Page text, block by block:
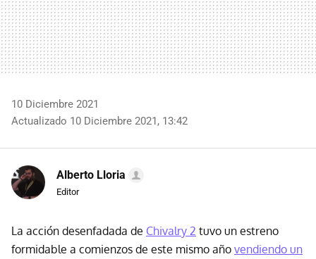
10 Diciembre 2021
Actualizado 10 Diciembre 2021, 13:42
Alberto Lloria
Editor
La acción desenfadada de Chivalry 2 tuvo un estreno
formidable a comienzos de este mismo año vendiendo un